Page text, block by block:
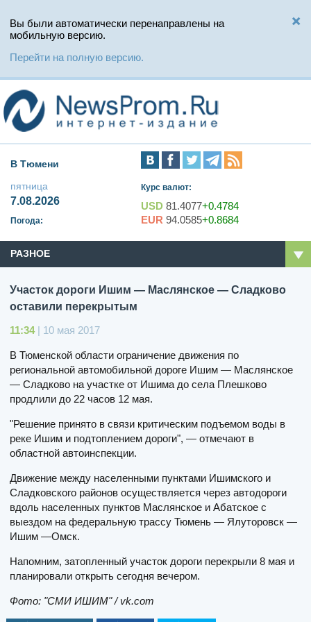
Вы были автоматически перенаправлены на
мобильную версию.
Перейти на полную версию.
В Тюмени
пятница
7.08.2026
Погода:
Курс валют:
USD 81.4077+0.4784
EUR 94.0585+0.8684
РАЗНОЕ
Участок дороги Ишим — Маслянское — Сладково
оставили перекрытым
11:34| 10 мая 2017
В Тюменской области ограничение движения по
региональной автомобильной дороге Ишим — Маслянское
— Сладково на участке от Ишима до села Плешково
продлили до 22 часов 12 мая.
"Решение принято в связи критическим подъемом воды в
реке Ишим и подтоплением дороги", — отмечают в
областной автоинспекции.
Движение между населенными пунктами Ишимского и
Сладковского районов осуществляется через автодороги
вдоль населенных пунктов Маслянское и Абатское с
выездом на федеральную трассу Тюмень — Ялуторовск —
Ишим —Омск.
Напомним, затопленный участок дороги перекрыли 8 мая и
планировали открыть сегодня вечером.
Фото: "СМИ ИШИМ" / vk.com